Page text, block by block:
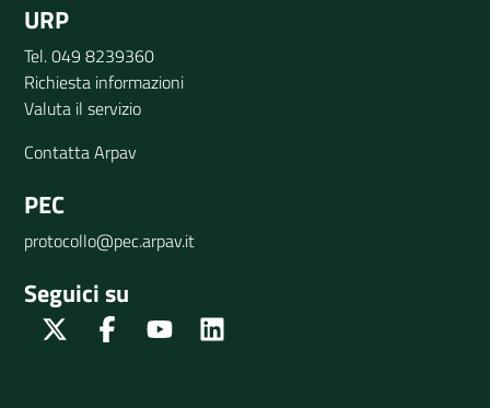
URP
Tel. 049 8239360
Richiesta informazioni
Valuta il servizio
Contatta Arpav
PEC
protocollo@pec.arpav.it
Seguici su
Twitter FacebookYoutube